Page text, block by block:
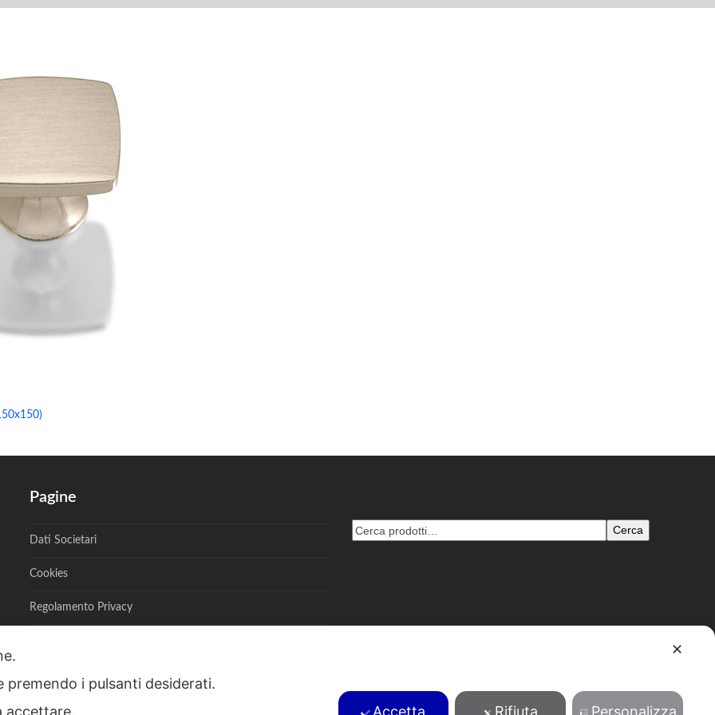
Pagine
Dati Societari
Cookies
Regolamento Privacy
Cerca
A. Toscanini, 6, RENATE, 20838, MB - P.I. 00882950967 - R.E.A. MB: 1204693 - pec: tentori@pec.pecenvi.it - Powered byEnvi
✕
i pulsanti desiderati.
accettare.
Accetta Rifiuta Personalizza